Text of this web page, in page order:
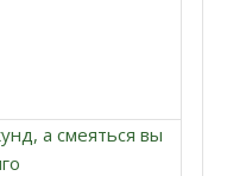
а смеяться вы